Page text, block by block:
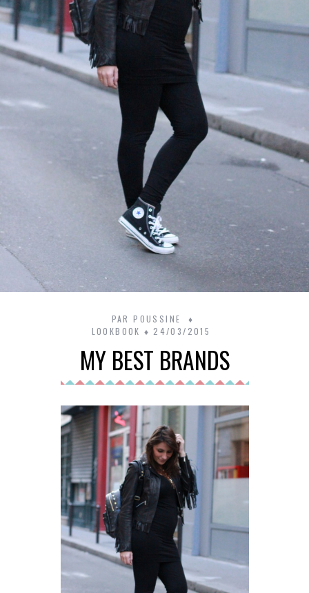
PAR POUSSINE
LOOKBOOK
24/03/2015
MY BEST BRANDS